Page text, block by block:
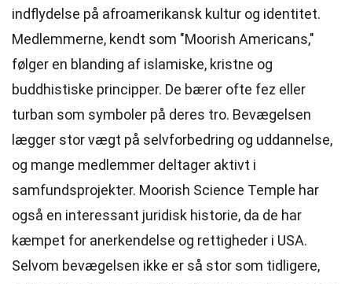
indflydelse på afroamerikansk kultur og identitet.
Medlemmerne, kendt som "Moorish Americans,"
følger en blanding af islamiske, kristne og
buddhistiske principper. De bærer ofte fez eller
turban som symboler på deres tro. Bevægelsen
lægger stor vægt på selvforbedring og uddannelse,
og mange medlemmer deltager aktivt i
samfundsprojekter. Moorish Science Temple har
også en interessant juridisk historie, da de har
kæmpet for anerkendelse og rettigheder i USA.
Selvom bevægelsen ikke er så stor som tidligere,